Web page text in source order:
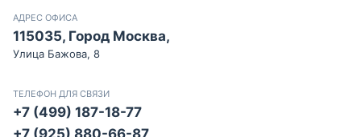
АДРЕС ОФИСА
115035, Город Москва,
Улица Бажова, 8
ТЕЛЕФОН ДЛЯ СВЯЗИ
+7 (499) 187-18-77
+7 (925) 880-66-87